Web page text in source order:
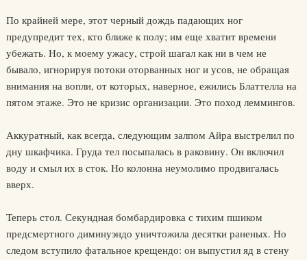
По крайней мере, этот черный дождь падающих ног
предупредит тех, кто ближе к полу; им еще хватит времени
убежать. Но, к моему ужасу, строй шагал как ни в чем не
бывало, игнорируя потоки оторванных ног и усов, не обращая
внимания на вопли, от которых, наверное, ежились Блаттелла на
пятом этаже. Это не кризис организации. Это поход леммингов.
Аккуратный, как всегда, следующим залпом Айра выстрелил по
дну шкафчика. Груда тел посыпалась в раковину. Он включил
воду и смыл их в сток. Но колонна неумолимо продвигалась
вверх.
Теперь стол. Секундная бомбардировка с тихим пшиком
предсмертного диминуэндо уничтожила десятки раненых. Но
следом вступило фатальное крещендо: он выпустил яд в стену